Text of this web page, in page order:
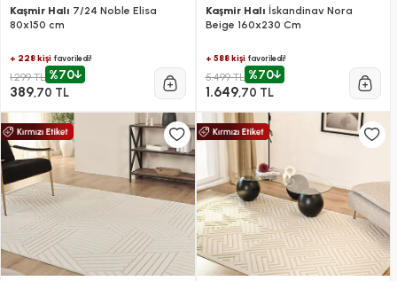
Kaşmir Halı 7/24 Noble Elisa
80x150 cm
+ 228 kişi favoriledi!
1.299 TL %70
389,70 TL
Kaşmir Halı İskandinav Nora
Beige 160x230 Cm
+ 588 kişifavoriledi!
5.499 TL %70
1.649,70 TL